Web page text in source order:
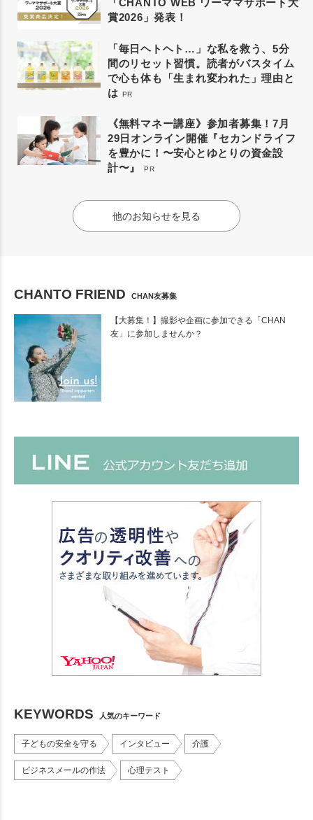
「CHANTO WEB ワーママサポート大
賞2026」発表！
「毎日ヘトヘト…」な私を救う、5分
間のリセット習慣。読者がバスタイム
で心も体も「生まれ変われた」理由と
は PR
《無料マネー講座》参加者募集！7月
29日オンライン開催『セカンドライフ
を豊かに！〜安心とゆとりの資金設
計〜』
PR
他のお知らせを見る
CHANTO FRIEND CHAN友募集
【大募集！】撮影や企画に参加できる「CHAN
友」に参加しませんか？
KEYWORDS 人気のキーワード
子どもの安全を守る インタビュー 介護
ビジネスメールの作法 心理テスト